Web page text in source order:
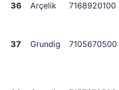
36
Arçelik 7168920100
37
Grundig 7105670500